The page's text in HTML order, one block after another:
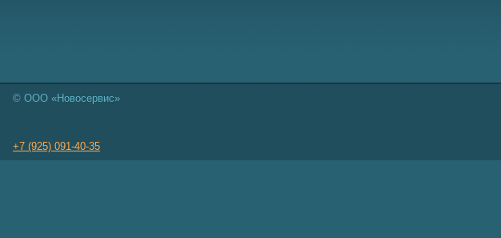
© ООО «Новосервис»
+7 (925) 091-40-35